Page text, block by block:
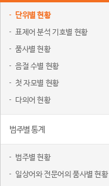
단위별 현황
표제어 분석 기호별 현황
품사별 현황
음절 수별 현황
첫 자모별 현황
다의어 현황
범주별 통계
범주별 현황
일상어와 전문어의 품사별 현황